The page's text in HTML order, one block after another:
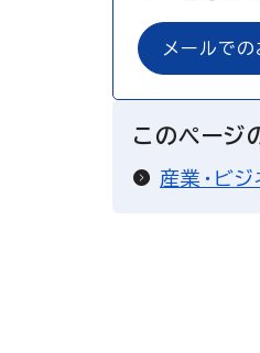
メールで
このページ
産業・ビジ